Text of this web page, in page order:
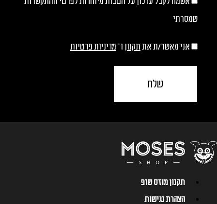
שמסרתי
אני מאשר/ת אתתקנון ו־ מדיניות פרטיות
שלח
תקנון מוזס שופ
הצהרת נגישות